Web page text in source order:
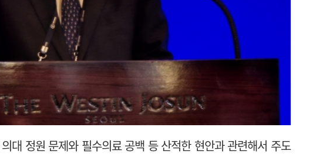
대 정원 문제와 필수의료 공백 등 산적한 현안과 관련해서 주도